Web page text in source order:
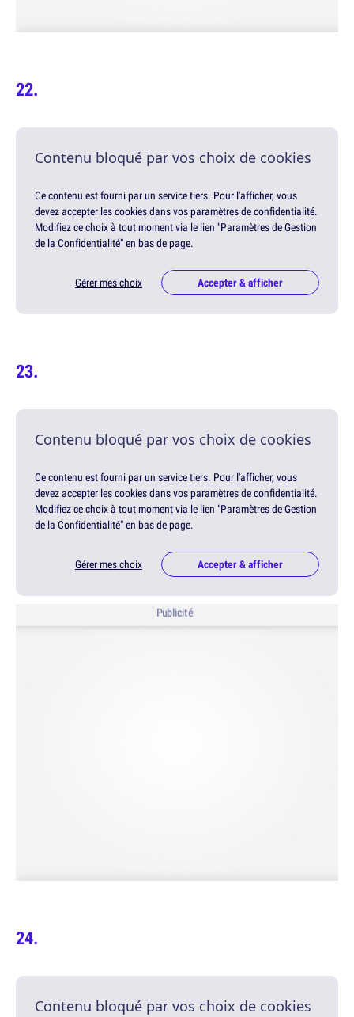
Contenu bloqué par vos choix de cookies
Ce contenu est fourni par un service tiers. Pour l'afficher, vous
devez accepter les cookies dans vos paramètres de confidentialité.
Modifiez ce choix à tout moment via le lien "Paramètres de Gestion
de la Confidentialité" en bas de page.
Gérer mes choix Accepter & afficher
Contenu bloqué par vos choix de cookies
Ce contenu est fourni par un service tiers. Pour l'afficher, vous
devez accepter les cookies dans vos paramètres de confidentialité.
Modifiez ce choix à tout moment via le lien "Paramètres de Gestion
de la Confidentialité" en bas de page.
Gérer mes choix Accepter & afficher
Publicité
Contenu bloqué par vos choix de cookies